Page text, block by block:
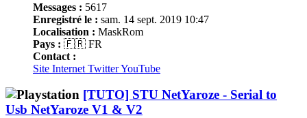
Messages : 5617
Enregistré le : sam. 14 sept. 2019 10:47
Localisation : MaskRom
Pays : 🇫🇷 FR
Contact :
Site Internet TwitterYouTube
[TUTO] STU NetYaroze - Serial to
Usb NetYaroze V1 & V2